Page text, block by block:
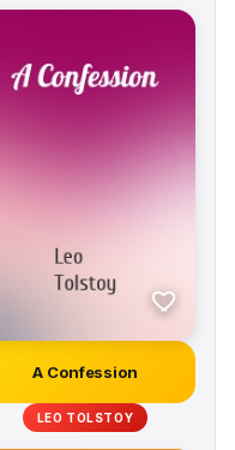
A Confession
LEO TOLSTOY